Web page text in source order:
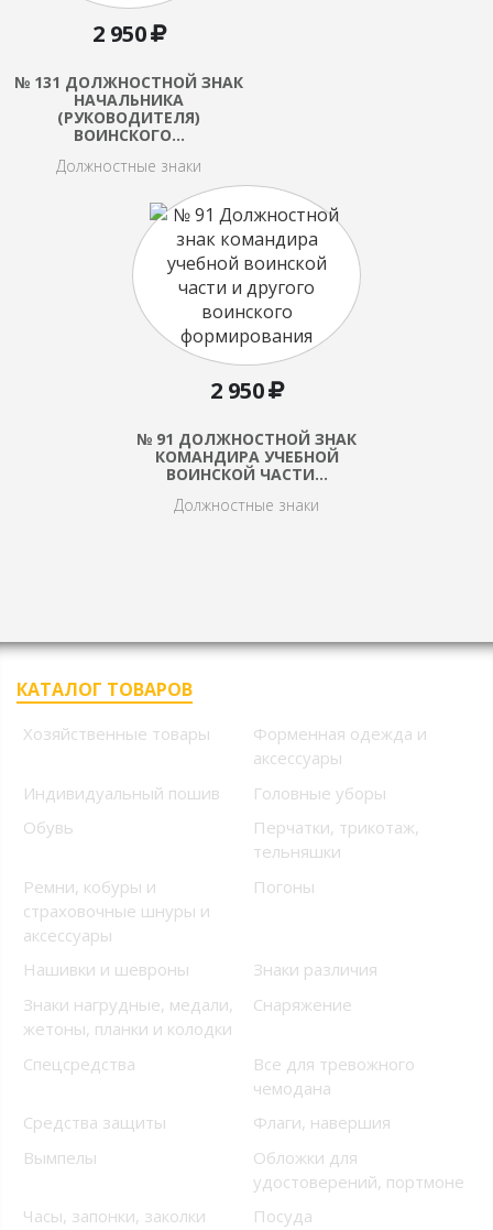
2 950
№ 131 ДОЛЖНОСТНОЙ ЗНАК
НАЧАЛЬНИКА
(РУКОВОДИТЕЛЯ)
ВОИНСКОГО…
Должностные знаки
2 950
№ 91 ДОЛЖНОСТНОЙ ЗНАК
КОМАНДИРА УЧЕБНОЙ
ВОИНСКОЙ ЧАСТИ…
Должностные знаки
КАТАЛОГ ТОВАРОВ
Хозяйственные товары
Форменная одежда и
аксессуары
Индивидуальный пошив
Головные уборы
Обувь
Перчатки, трикотаж,
тельняшки
Ремни, кобуры и
страховочные шнуры и
аксессуары
Погоны
Нашивки и шевроны
Знаки различия
Знаки нагрудные, медали,
жетоны, планки и колодки
Снаряжение
Спецсредства
Все для тревожного
чемодана
Средства защиты
Флаги, навершия
Вымпелы
Обложки для
удостоверений, портмоне
Часы, запонки, заколки
Посуда